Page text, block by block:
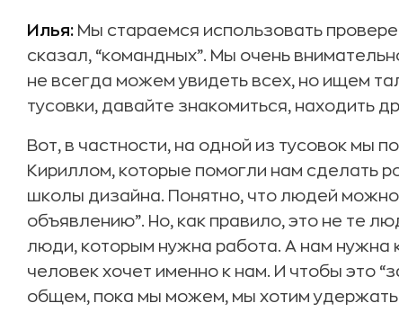
Илья: Мы стараемся использовать
сказал, “командных”. Мы очень
не всегда можем увидеть всех, но ищем
тусовки, давайте знакомиться, находить
Вот, в частности, на одной из тусовок мы
Кириллом, которые помогли нам сделать
школы дизайна. Понятно, что людей можно
объявлению”. Но, как правило, это не те
люди, которым нужна работа. А нам нужна
человек хочет именно к нам. И чтобы это
общем, пока мы можем, мы хотим удержать